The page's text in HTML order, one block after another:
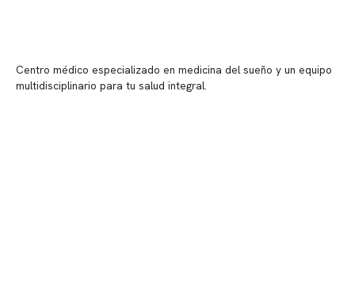
Centro médico especializado en medicina del sueño y un equipo
multidisciplinario para tu salud integral.